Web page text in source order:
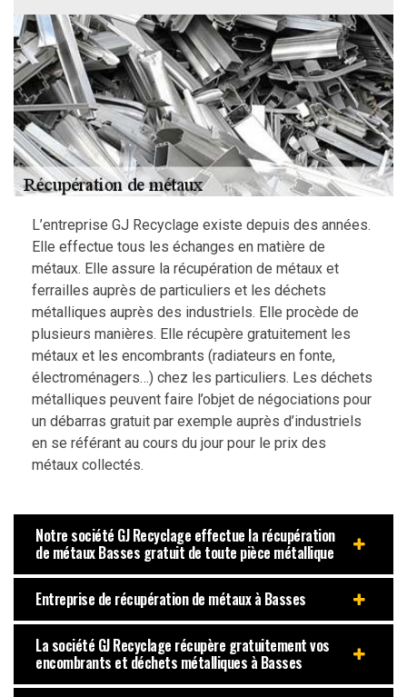
L’entreprise GJ Recyclage existe depuis des années.
Elle effectue tous les échanges en matière de
métaux. Elle assure la récupération de métaux et
ferrailles auprès de particuliers et les déchets
métalliques auprès des industriels. Elle procède de
plusieurs manières. Elle récupère gratuitement les
métaux et les encombrants (radiateurs en fonte,
électroménagers…) chez les particuliers. Les déchets
métalliques peuvent faire l’objet de négociations pour
un débarras gratuit par exemple auprès d’industriels
en se référant au cours du jour pour le prix des
métaux collectés.
Notre société GJ Recyclage effectue la récupération
de métaux Basses gratuit de toute pièce métallique
Entreprise de récupération de métaux à Basses
La société GJ Recyclage récupère gratuitement vos
encombrants et déchets métalliques à Basses